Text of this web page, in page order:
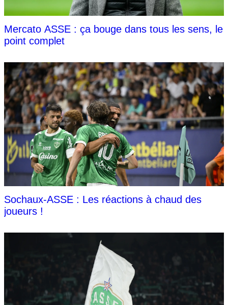
Mercato ASSE : ça bouge dans tous les sens, le
point complet
Sochaux-ASSE : Les réactions à chaud des
joueurs !